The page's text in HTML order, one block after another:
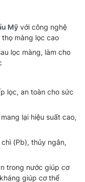
Mỹ với công nghệ
màng lọc cao
lọc màng, làm cho
lọc, an toàn cho sức
lại hiệu suất cao,
(Pb), thủy ngân,
trong nước giúp cơ
giúp cơ thể